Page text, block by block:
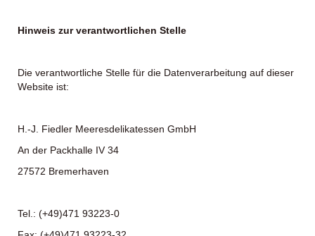
Hinweis zur verantwortlichen Stelle
Die verantwortliche Stelle für die Datenverarbeitung auf dieser
Website ist:
H.-J. Fiedler Meeresdelikatessen GmbH
An der Packhalle IV 34
27572 Bremerhaven
Tel.: (+49)471 93223-0